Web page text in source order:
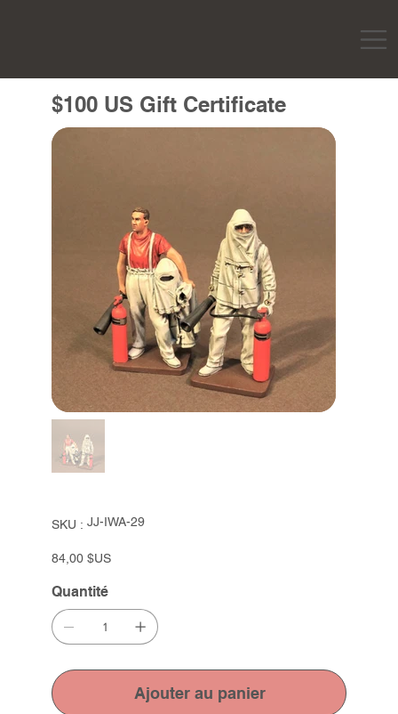
$100 US Gift Certificate
SKU :
SKU
JJ-
JJ-IWA-29
Prix
84,00 $US
Quantité
Ajouter au panier